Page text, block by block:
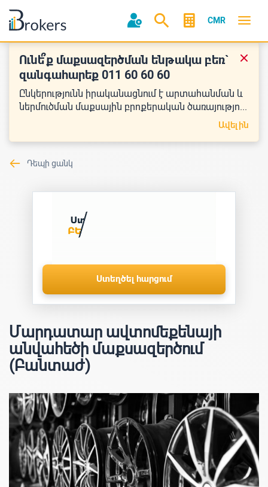
CMR
Ունե՞ք մաքսազերծման ենթակա բեռ`
զանգահարեք 011 60 60 60
Ընկերությունն իրականացնում է արտահանման և
ներմուծման մաքսային բրոքերական ծառայությո...
Ավելին
Դեպի ցանկ
Ստեղծել հարցում
Մարդատար ավտոմեքենայի
անվահեծի մաքսազերծում
(Բանտաժ)